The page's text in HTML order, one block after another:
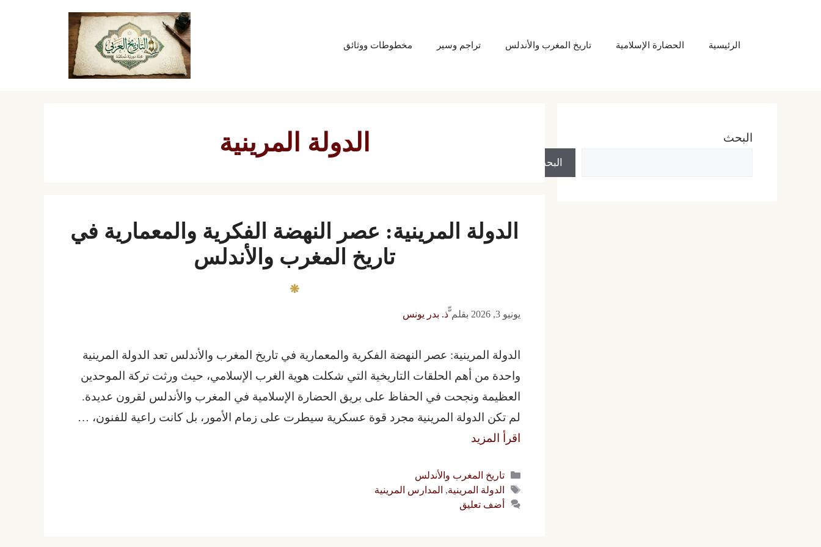
الرئيسية الحضارة الإسلامية تاريخ المغرب والأندلس تراجم وسير مخطوطات ووثائق
الدولة المرينية
الدولة المرينية: عصر النهضة الفكرية والمعمارية في
تاريخ المغرب والأندلس
يونيو 3, 2026 بقلمّّذ. بدر يونس
الدولة المرينية: عصر النهضة الفكرية والمعمارية في تاريخ المغرب والأندلس تعد الدولة المرينية
واحدة من أهم الحلقات التاريخية التي شكلت هوية الغرب الإسلامي، حيث ورثت تركة الموحدين
العظيمة ونجحت في الحفاظ على بريق الحضارة الإسلامية في المغرب والأندلس لقرون عديدة.
لم تكن الدولة المرينية مجرد قوة عسكرية سيطرت على زمام الأمور، بل كانت راعية للفنون، …
اقرأ المزيد
التصنيفات
تاريخ المغرب والأندلس
الوسوم
الدولة المرينية, المدارس المرينية
أضف تعليق
البحث
البحث